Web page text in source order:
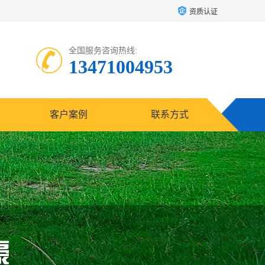
资质认证
全国服务咨询热线:
13471004953
客户案例 联系方式